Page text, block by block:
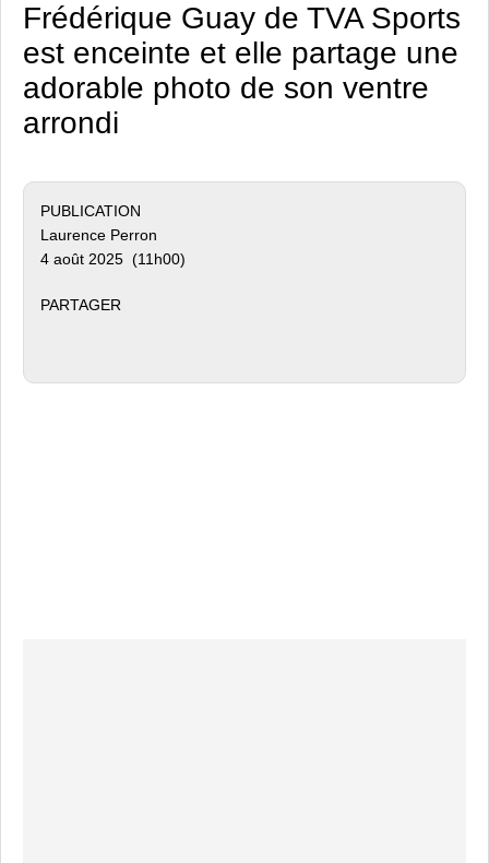
Frédérique Guay de TVA Sports
est enceinte et elle partage une
adorable photo de son ventre
arrondi
PUBLICATION
Laurence Perron
4 août 2025 (11h00)
PARTAGER